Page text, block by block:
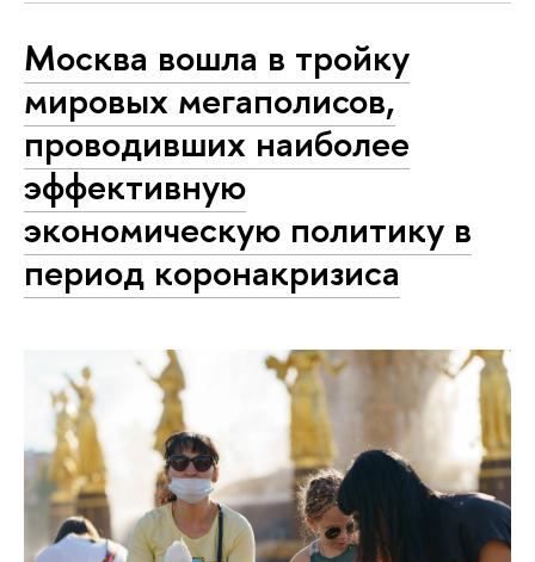
Москва вошла в тройку
мировых мегаполисов,
проводивших наиболее
эффективную
экономическую политику в
период коронакризиса